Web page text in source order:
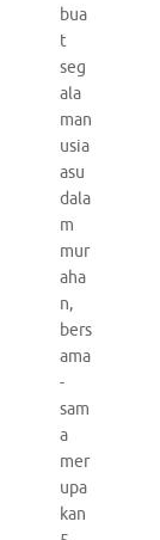
bua
t
seg
ala
man
usia
asu
dala
m
mur
aha
n,
bers
ama
-
sam
a
mer
upa
kan